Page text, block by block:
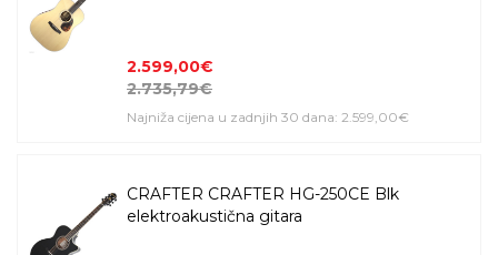
2.599,00€
2.735,79€
Najniža cijena u zadnjih 30 dana: 2.599,00€
CRAFTER CRAFTER HG-250CE Blk
elektroakustična gitara